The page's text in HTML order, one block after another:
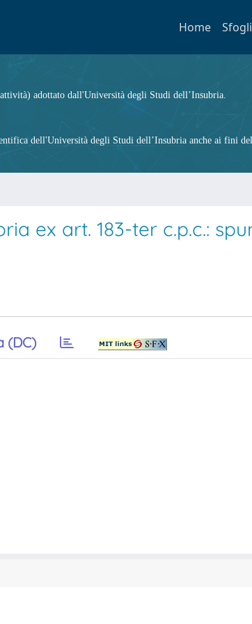
Home
adottato dall'Università degli Studi dell’Insubria.
dell'Università degli Studi dell’Insubria anche ai fini
ex art. 183-ter c.p.c.:
(DC)